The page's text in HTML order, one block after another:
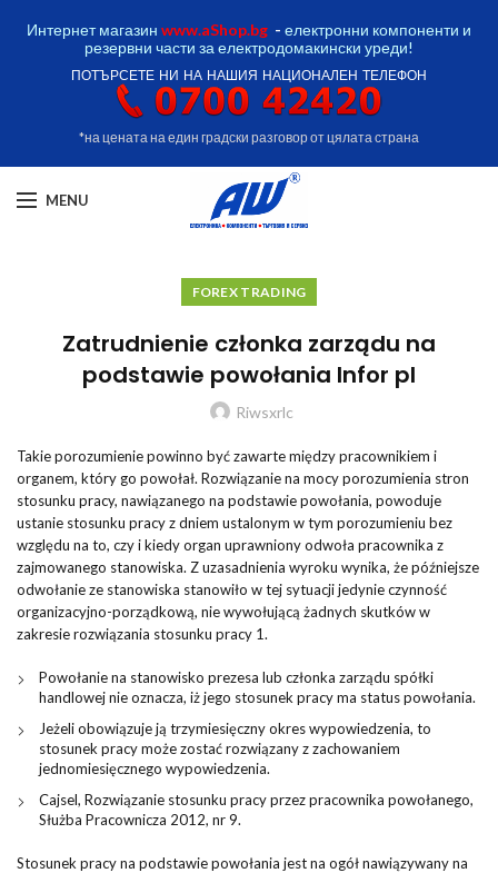
Интернет магазин www.aShop.bg - електронни компоненти и
резервни части за електродомакински уреди!
ПОТЪРСЕТЕ НИ НА НАШИЯ НАЦИОНАЛЕН ТЕЛЕФОН
*на цената на един градски разговор от цялата страна
MENU
FOREX TRADING
Zatrudnienie członka zarządu na
podstawie powołania Infor pl
Riwsxrlc
Takie porozumienie powinno być zawarte między pracownikiem i
organem, który go powołał. Rozwiązanie na mocy porozumienia stron
stosunku pracy, nawiązanego na podstawie powołania, powoduje
ustanie stosunku pracy z dniem ustalonym w tym porozumieniu bez
względu na to, czy i kiedy organ uprawniony odwoła pracownika z
zajmowanego stanowiska. Z uzasadnienia wyroku wynika, że późniejsze
odwołanie ze stanowiska stanowiło w tej sytuacji jedynie czynność
organizacyjno-porządkową, nie wywołującą żadnych skutków w
zakresie rozwiązania stosunku pracy 1.
Powołanie na stanowisko prezesa lub członka zarządu spółki
handlowej nie oznacza, iż jego stosunek pracy ma status powołania.
Jeżeli obowiązuje ją trzymiesięczny okres wypowiedzenia, to
stosunek pracy może zostać rozwiązany z zachowaniem
jednomiesięcznego wypowiedzenia.
Cajsel, Rozwiązanie stosunku pracy przez pracownika powołanego,
Służba Pracownicza 2012, nr 9.
Stosunek pracy na podstawie powołania jest na ogół nawiązywany na